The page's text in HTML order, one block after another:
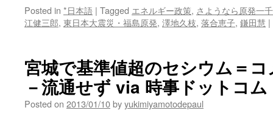
Posted in *日本語 | Tagged エネルギー政策, さようなら原発一
江健三郎, 東日本大震災・福島原発, 澤地久枝, 落合恵子, 鎌田慧 |
宮城で基準値超のセシウム＝
－流通せず via 時事ドットコム
Posted on 2013/01/10byyukimiyamotodepaul